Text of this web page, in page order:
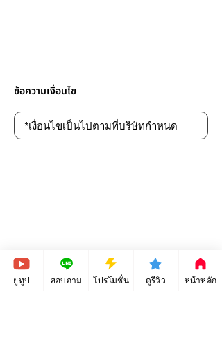
ข้อความเงื่อนไข
ยูทูป สอบถาม โปรโมชั่น ดูรีวิว หน้าหลัก